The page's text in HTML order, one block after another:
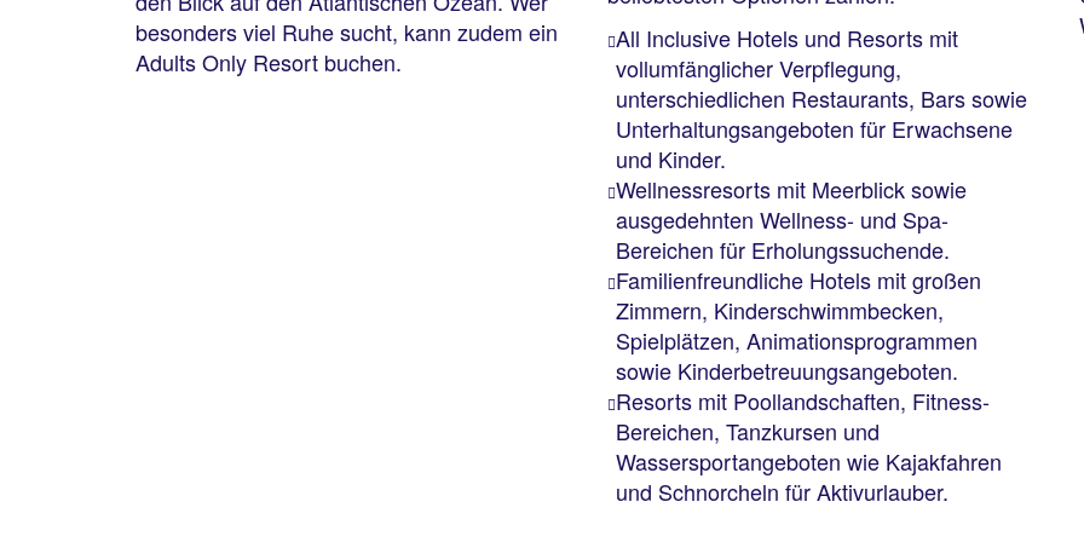
besonders viel Ruhe sucht, kann zudem ein
Adults Only Resort buchen.
All Inclusive Hotels und Resorts mit
vollumfänglicher Verpflegung,
unterschiedlichen Restaurants, Bars sowie
Unterhaltungsangeboten für Erwachsene
und Kinder.
Wellnessresorts mit Meerblick sowie
ausgedehnten Wellness- und Spa-
Bereichen für Erholungssuchende.
Familienfreundliche Hotels mit großen
Zimmern, Kinderschwimmbecken,
Spielplätzen, Animationsprogrammen
sowie Kinderbetreuungsangeboten.
Resorts mit Poollandschaften, Fitness-
Bereichen, Tanzkursen und
Wassersportangeboten wie Kajakfahren
und Schnorcheln für Aktivurlauber.